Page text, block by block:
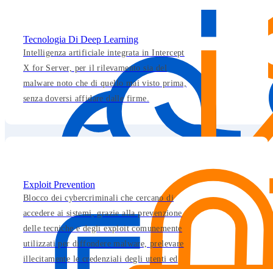
Tecnologia Di Deep Learning
Intelligenza artificiale integrata in Intercept
X for Server, per il rilevamento sia del
malware noto che di quello mai visto prima,
senza doversi affidare dalle firme.
Exploit Prevention
Blocco dei cybercriminali che cercano di
accedere ai sistemi, grazie alla prevenzione
delle tecniche e degli exploit comunemente
utilizzati per diffondere malware, prelevare
illecitamente le credenziali degli utenti ed